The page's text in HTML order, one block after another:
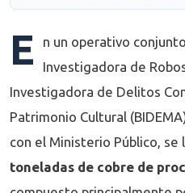
E
n un operativo
Investigadora de
Investigadora de Delitos
Patrimonio Cultural
con el Ministerio Público, se
toneladas de cobre de